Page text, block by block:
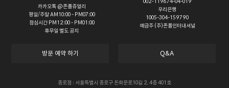
카카오톡 @존폴쥬얼리
평일/주말 AM10:00 - PM07:00
점심시간 PM12:00 - PM01:00
휴무일 별도 공지
우리은행
1005-304-159790
예금주 (주)존폴인터내셔널
방문 예약 하기 Q&A
종로점 : 서울특별시 종로구 돈화문로10길 2, 4층 401호